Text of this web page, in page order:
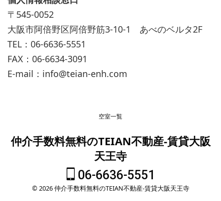
〒545-0052
大阪市阿倍野区阿倍野筋3-10-1 あべのベルタ2F
TEL：06-6636-5551
FAX：06-6634-3091
E-mail：info@teian-enh.com
空室一覧
仲介手数料無料のTEIAN不動産-賃貸大阪
天王寺
06-6636-5551
© 2026 仲介手数料無料のTEIAN不動産-賃貸大阪天王寺